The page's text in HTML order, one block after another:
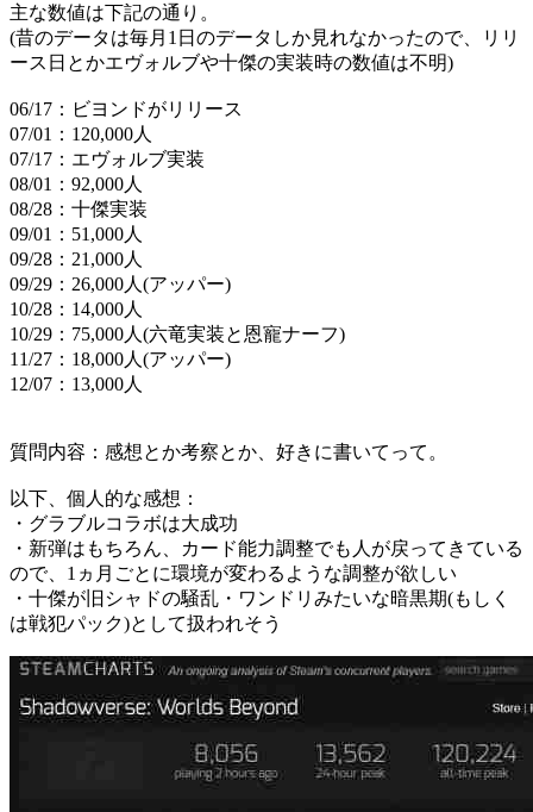
主な数値は下記の通り。
(昔のデータは毎月1日のデータしか見れなかったので、リリ
ース日とかエヴォルブや十傑の実装時の数値は不明)
06/17：ビヨンドがリリース
07/01：120,000人
07/17：エヴォルブ実装
08/01：92,000人
08/28：十傑実装
09/01：51,000人
09/28：21,000人
09/29：26,000人(アッパー)
10/28：14,000人
10/29：75,000人(六竜実装と恩寵ナーフ)
11/27：18,000人(アッパー)
12/07：13,000人
質問内容：感想とか考察とか、好きに書いてって。
以下、個人的な感想：
・グラブルコラボは大成功
・新弾はもちろん、カード能力調整でも人が戻ってきている
ので、1ヵ月ごとに環境が変わるような調整が欲しい
・十傑が旧シャドの騒乱・ワンドリみたいな暗黒期(もしく
は戦犯パック)として扱われそう